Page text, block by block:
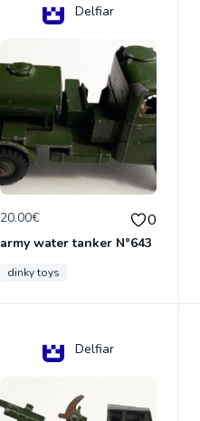
Delfiar
20.00€ 0
army water tanker N°643
dinky toys
Delfiar